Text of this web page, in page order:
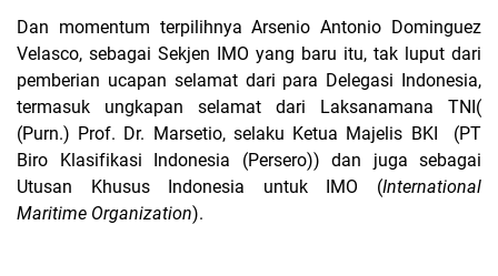
Dan momentum terpilihnya Arsenio Antonio Dominguez
Velasco, sebagai Sekjen IMO yang baru itu, tak luput dari
pemberian ucapan selamat dari para Delegasi Indonesia,
termasuk ungkapan selamat dari Laksanamana TNI(
(Purn.) Prof. Dr. Marsetio, selaku Ketua Majelis BKI
(PT
Biro Klasifikasi Indonesia (Persero)) dan juga sebagai
Utusan Khusus Indonesia untuk IMO (International
Maritime Organization).